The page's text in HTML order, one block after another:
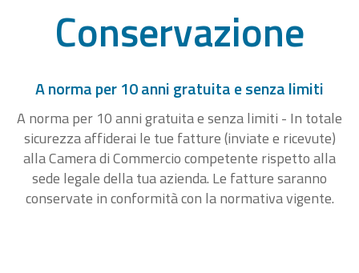
Conservazione
A norma per 10 anni gratuita e senza limiti
A norma per 10 anni gratuita e senza limiti - In totale
sicurezza affiderai le tue fatture (inviate e ricevute)
alla Camera di Commercio competente rispetto alla
sede legale della tua azienda. Le fatture saranno
conservate in conformità con la normativa vigente.